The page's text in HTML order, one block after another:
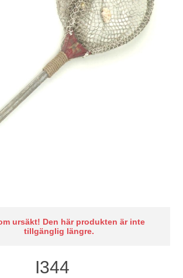
ursäkt! Den här produkten är inte
tillgänglig längre.
I344